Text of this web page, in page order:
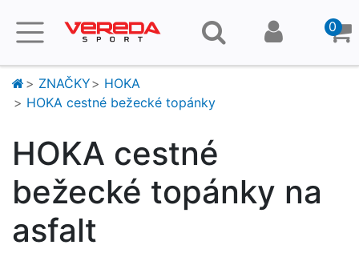
0
ZNAČKY
HOKA
HOKA cestné bežecké topánky
HOKA cestné
bežecké topánky na
asfalt